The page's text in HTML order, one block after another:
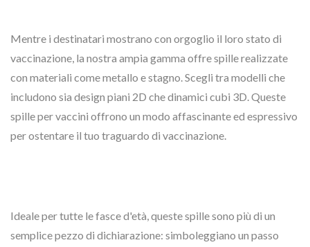
Mentre i destinatari mostrano con orgoglio il loro stato di
vaccinazione, la nostra ampia gamma offre spille realizzate
con materiali come metallo e stagno. Scegli tra modelli che
includono sia design piani 2D che dinamici cubi 3D. Queste
spille per vaccini offrono un modo affascinante ed espressivo
per ostentare il tuo traguardo di vaccinazione.
Ideale per tutte le fasce d'età, queste spille sono più di un
semplice pezzo di dichiarazione: simboleggiano un passo